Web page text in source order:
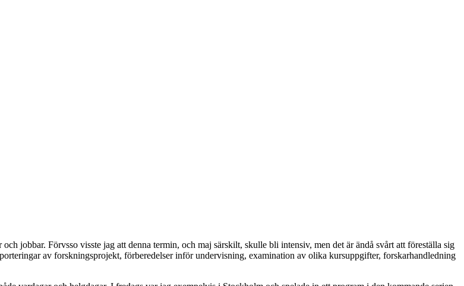
jobbar. Förvsso visste jag att denna termin, och maj särskilt, skulle bli intensiv, men det är ändå svårt att föreställa sig
av forskningsprojekt, förberedelser inför undervisning, examination av olika kursuppgifter, forskarhandledning